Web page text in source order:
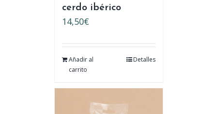
cerdo ibérico
14,50€
Añadir al
carrito
Detalles